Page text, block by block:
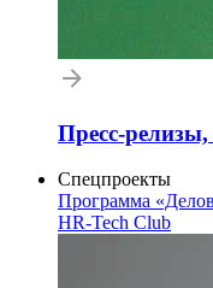
Пресс-
Спецпроекты
Программа
HR-Tech Club